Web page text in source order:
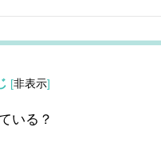
[非表示]
いる？